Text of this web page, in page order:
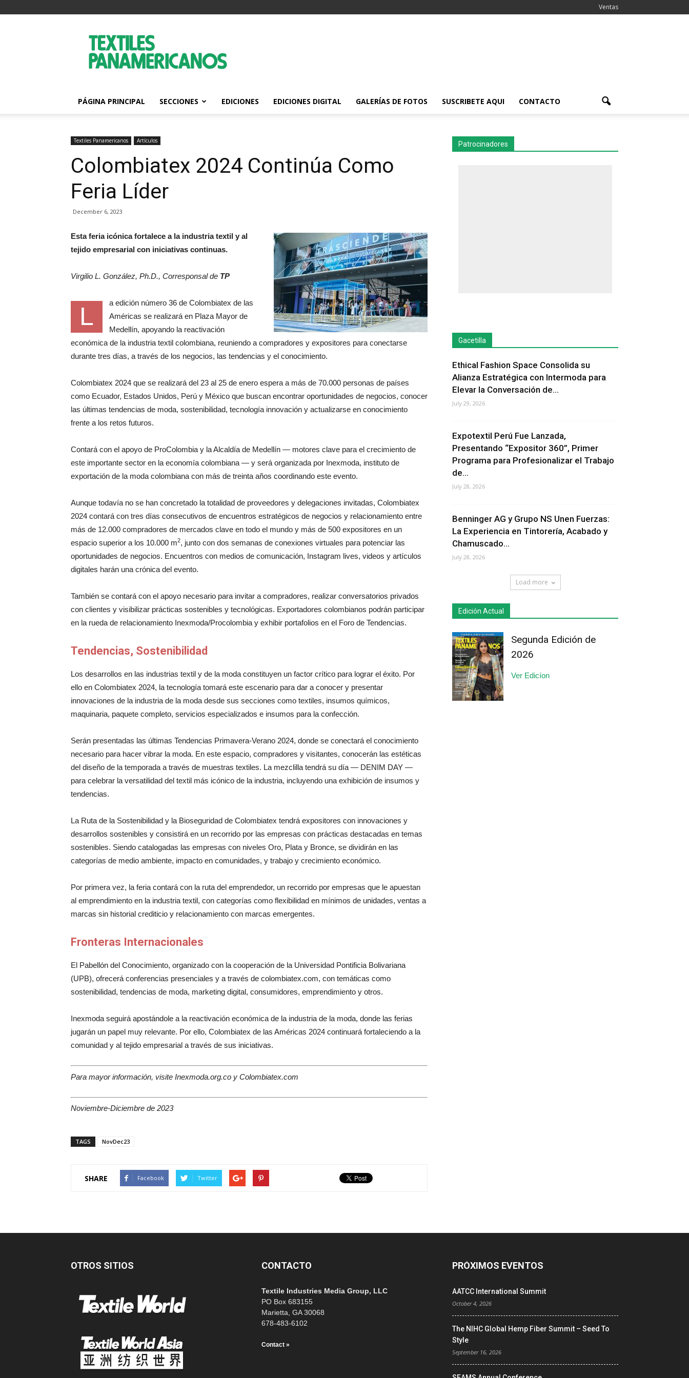
Ventas
Textiles
Panamericanos
PÁGINA PRINCIPAL SECCIONES EDICIONES EDICIONES DIGITAL GALERÍAS DE FOTOS SUSCRIBETE AQUI CONTACTO
Textiles Panamericanos Artículos
Colombiatex 2024 Continúa Como
Feria Líder
December 6, 2023
Esta feria icónica fortalece a la industria textil y al
tejido empresarial con iniciativas continuas.
Virgilio L. González, Ph.D., Corresponsal de TP
L
a edición número 36 de Colombiatex de las
Américas se realizará en Plaza Mayor de
Medellín, apoyando la reactivación
económica de la industria textil colombiana, reuniendo a compradores y expositores para conectarse
durante tres días, a través de los negocios, las tendencias y el conocimiento.
Colombiatex 2024 que se realizará del 23 al 25 de enero espera a más de 70.000 personas de países
como Ecuador, Estados Unidos, Perú y México que buscan encontrar oportunidades de negocios, conocer
las últimas tendencias de moda, sostenibilidad, tecnología innovación y actualizarse en conocimiento
frente a los retos futuros.
Contará con el apoyo de ProColombia y la Alcaldía de Medellín — motores clave para el crecimiento de
este importante sector en la economía colombiana — y será organizada por Inexmoda, instituto de
exportación de la moda colombiana con más de treinta años coordinando este evento.
Aunque todavía no se han concretado la totalidad de proveedores y delegaciones invitadas, Colombiatex
2024 contará con tres días consecutivos de encuentros estratégicos de negocios y relacionamiento entre
más de 12.000 compradores de mercados clave en todo el mundo y más de 500 expositores en un
espacio superior a los 10.000 m2, junto con dos semanas de conexiones virtuales para potenciar las
oportunidades de negocios. Encuentros con medios de comunicación, Instagram lives, videos y artículos
digitales harán una crónica del evento.
También se contará con el apoyo necesario para invitar a compradores, realizar conversatorios privados
con clientes y visibilizar prácticas sostenibles y tecnológicas. Exportadores colombianos podrán participar
en la rueda de relacionamiento Inexmoda/Procolombia y exhibir portafolios en el Foro de Tendencias.
Tendencias, Sostenibilidad
Los desarrollos en las industrias textil y de la moda constituyen un factor crítico para lograr el éxito. Por
ello en Colombiatex 2024, la tecnología tomará este escenario para dar a conocer y presentar
innovaciones de la industria de la moda desde sus secciones como textiles, insumos químicos,
maquinaria, paquete completo, servicios especializados e insumos para la confección.
Serán presentadas las últimas Tendencias Primavera-Verano 2024, donde se conectará el conocimiento
necesario para hacer vibrar la moda. En este espacio, compradores y visitantes, conocerán las estéticas
del diseño de la temporada a través de muestras textiles. La mezclilla tendrá su día — DENIM DAY —
para celebrar la versatilidad del textil más icónico de la industria, incluyendo una exhibición de insumos y
tendencias.
La Ruta de la Sostenibilidad y la Bioseguridad de Colombiatex tendrá expositores con innovaciones y
desarrollos sostenibles y consistirá en un recorrido por las empresas con prácticas destacadas en temas
sostenibles. Siendo catalogadas las empresas con niveles Oro, Plata y Bronce, se dividirán en las
categorías de medio ambiente, impacto en comunidades, y trabajo y crecimiento económico.
Por primera vez, la feria contará con la ruta del emprendedor, un recorrido por empresas que le apuestan
al emprendimiento en la industria textil, con categorías como flexibilidad en mínimos de unidades, ventas a
marcas sin historial crediticio y relacionamiento con marcas emergentes.
Fronteras Internacionales
El Pabellón del Conocimiento, organizado con la cooperación de la Universidad Pontificia Bolivariana
(UPB), ofrecerá conferencias presenciales y a través de colombiatex.com, con temáticas como
sostenibilidad, tendencias de moda, marketing digital, consumidores, emprendimiento y otros.
Inexmoda seguirá apostándole a la reactivación económica de la industria de la moda, donde las ferias
jugarán un papel muy relevante. Por ello, Colombiatex de las Américas 2024 continuará fortaleciendo a la
comunidad y al tejido empresarial a través de sus iniciativas.
Para mayor información, visite Inexmoda.org.co y Colombiatex.com
Noviembre-Diciembre de 2023
TAGS NovDec23
SHARE Facebook Twitter
Patrocinadores
Gacetilla
Ethical Fashion Space Consolida su
Alianza Estratégica con Intermoda para
Elevar la Conversación de...
July 29, 2026
Expotextil Perú Fue Lanzada,
Presentando “Expositor 360”, Primer
Programa para Profesionalizar el Trabajo
de...
July 28, 2026
Benninger AG y Grupo NS Unen Fuerzas:
La Experiencia en Tintorería, Acabado y
Chamuscado...
July 28, 2026
Load more
Edición Actual
Segunda Edición de
2026
Ver Edicíon
OTROS SITIOS CONTACTO
Textile Industries Media Group, LLC
PO Box 683155
Marietta, GA 30068
678-483-6102
Contact »
PRÓXIMOS EVENTOS
AATCC International Summit
October 4, 2026
The NIHC Global Hemp Fiber Summit – Seed To
Style
September 16, 2026